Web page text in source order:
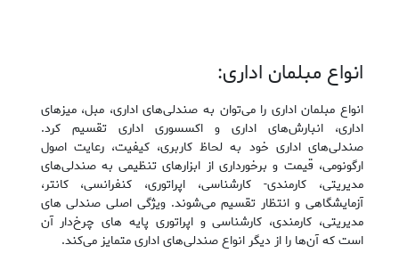
انواع مبلمان اداری:
انواع مبلمان اداری را می‌توان به صندلی‌های اداری، مبل، میزهای
اداری، انبارش‌های اداری و اکسسوری اداری تقسیم کرد.
صندلی‌های اداری خود به لحاظ کاربری، کیفیت، رعایت اصول
ارگونومی، قیمت و برخورداری از ابزارهای تنظیمی به صندلی‌های
مدیریتی، کارمندی- کارشناسی، اپراتوری، کنفرانسی، کانتر،
آزمایشگاهی و انتظار تقسیم می‌شوند. ویژگی اصلی صندلی‌ های
مدیریتی، کارمندی، کارشناسی و اپراتوری پایه ‌های چرخ‌دار آن
است که آن‌ها را از دیگر انواع صندلی‌های اداری متمایز می‌کند.